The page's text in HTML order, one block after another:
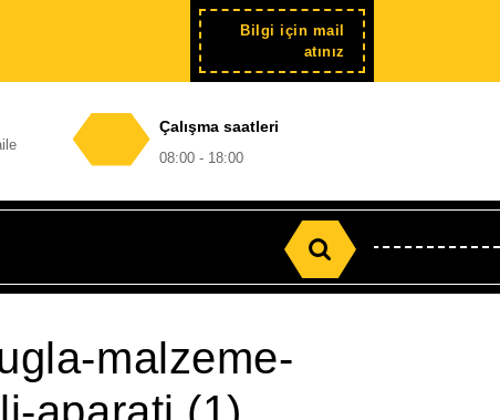
Bilgi için mail
atınız Şimdi
kayıt
Çalışma saatleri
08:00 - 18:00
Search
for:
malzeme-